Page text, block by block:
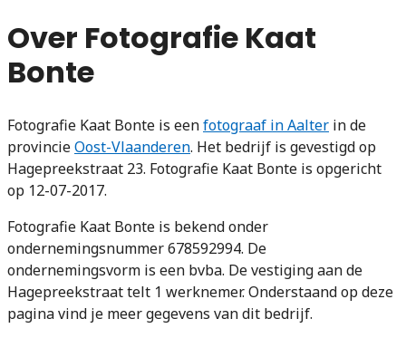
Over Fotografie Kaat
Bonte
Fotografie Kaat Bonte is eenfotograaf in Aalter in de
provincieOost-Vlaanderen. Het bedrijf is gevestigd op
Hagepreekstraat 23. Fotografie Kaat Bonte is opgericht
op 12-07-2017.
Fotografie Kaat Bonte is bekend onder
ondernemingsnummer 678592994. De
ondernemingsvorm is een bvba. De vestiging aan de
Hagepreekstraat telt 1 werknemer. Onderstaand op deze
pagina vind je meer gegevens van dit bedrijf.